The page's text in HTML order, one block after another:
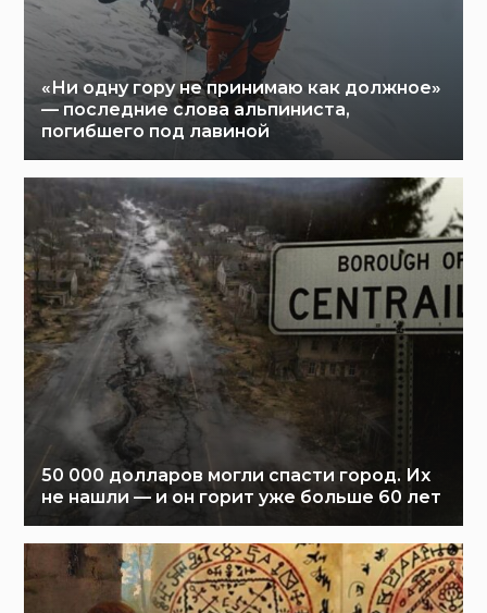
«Ни одну гору не принимаю как должное»
— последние слова альпиниста,
погибшего под лавиной
50 000 долларов могли спасти город. Их
не нашли — и он горит уже больше 60 лет